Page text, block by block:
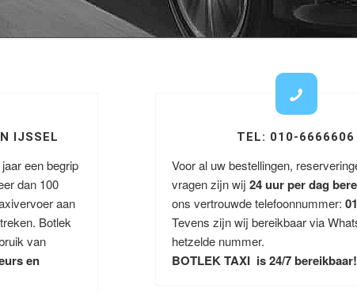
IJSSEL
een begrip
dan 100
aan
Botlek
van
en
TEL: 010-6666606
Voor al uw bestellingen,
vragen zijn wij 24 uur per dag
ons vertrouwde telefoonnummer:
Tevens zijn wij bereikbaar via
hetzelde nummer.
BOTLEK TAXI is 24/7 bereikbaar!